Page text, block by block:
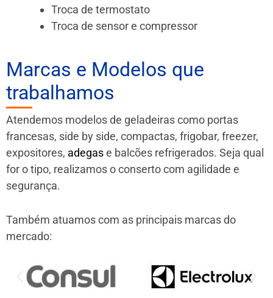
Troca de termostato
Troca de sensor e compressor
Marcas e Modelos que
trabalhamos
Atendemos modelos de geladeiras como portas
francesas, side by side, compactas, frigobar, freezer,
expositores, adegase balcões refrigerados. Seja qual
for o tipo, realizamos o conserto com agilidade e
segurança.
Também atuamos com as principais marcas do
mercado: